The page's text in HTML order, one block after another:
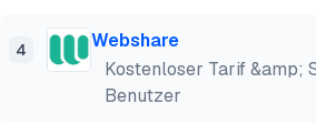
4
Webshare
Kostenloser Tarif &amp;
Benutzer